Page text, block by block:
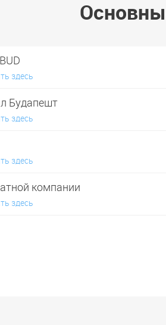
здесь
Будапешт
здесь
здесь
компании
здесь